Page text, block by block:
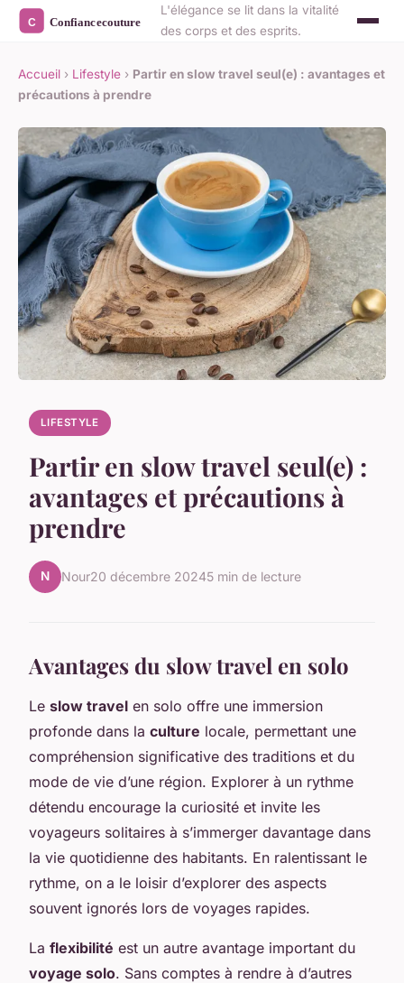
L'élégance se lit dans la vitalité
des corps et des esprits.
Accueil › Lifestyle › Partir en slow travel seul(e) : avantages et
précautions à prendre
LIFESTYLE
Partir en slow travel seul(e) :
avantages et précautions à
prendre
N Nour20 décembre 20245 min de lecture
Avantages du slow travel en solo
Le slow travel en solo offre une immersion
profonde dans la culture locale, permettant une
compréhension significative des traditions et du
mode de vie d’une région. Explorer à un rythme
détendu encourage la curiosité et invite les
voyageurs solitaires à s’immerger davantage dans
la vie quotidienne des habitants. En ralentissant le
rythme, on a le loisir d’explorer des aspects
souvent ignorés lors de voyages rapides.
La flexibilité est un autre avantage important du
voyage solo. Sans comptes à rendre à d’autres